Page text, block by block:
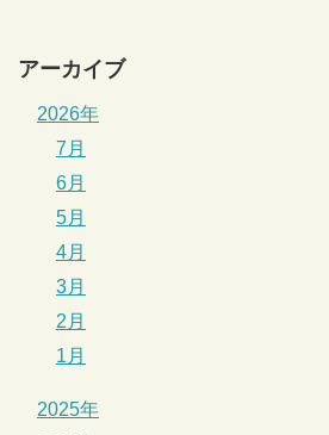
アーカイブ
2026年
7月
6月
5月
4月
3月
2月
1月
2025年